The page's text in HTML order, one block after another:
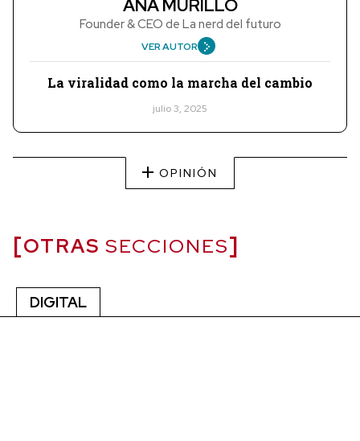
ANA MURILLO
Founder & CEO de La nerd del futuro
VER AUTOR
La viralidad como la marcha del cambio
julio 3, 2025
OPINIÓN
OTRAS SECCIONES
DIGITAL